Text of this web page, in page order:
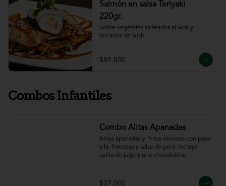
Salmón en salsa Teriyaki
220gr.
Sobre vegetales salteados al wok y
bocados de sushi.
$89.000
Combos Infantiles
Combo Alitas Apanadas
Alitas apanadas y  fritas servidas con papa
a la  francesa y salsa de pera. Incluye
cajita de jugo y una chocolatina.
$37.000